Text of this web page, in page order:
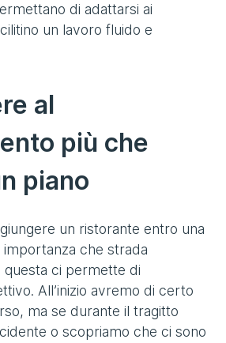
di adattarsi ai
un lavoro fluido e
al
più che
piano
un ristorante entro una
che strada
ci permette di
All’inizio avremo di certo
ma se durante il tragitto
o scopriamo che ci sono